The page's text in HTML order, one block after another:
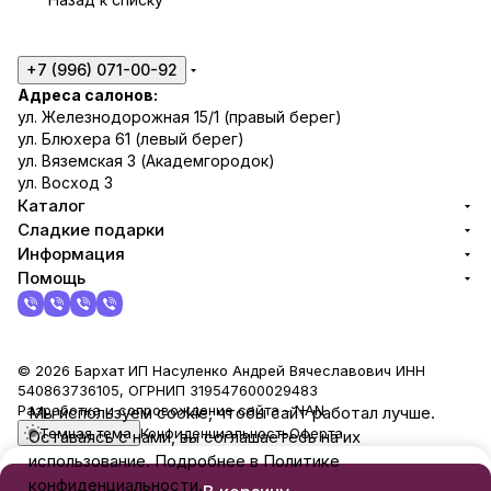
+7 (996) 071-00-92
Адреса салонов:
ул. Железнодорожная 15/1 (правый берег)
ул. Блюхера 61 (левый берег)
ул. Вяземская 3 (Академгородок)
ул. Восход 3
Каталог
Сладкие подарки
Информация
Помощь
© 2026 Бархат ИП Насуленко Андрей Вячеславович ИНН
540863736105, ОГРНИП 319547600029483
Разработка и сопровождение сайта -NAN
Темная тема КонфиденциальностьОферта
Мы используем cookie, чтобы сайт работал лучше.
Оставаясь с нами, вы соглашаетесь на их
использование. Подробнее в Политике
конфиденциальности.